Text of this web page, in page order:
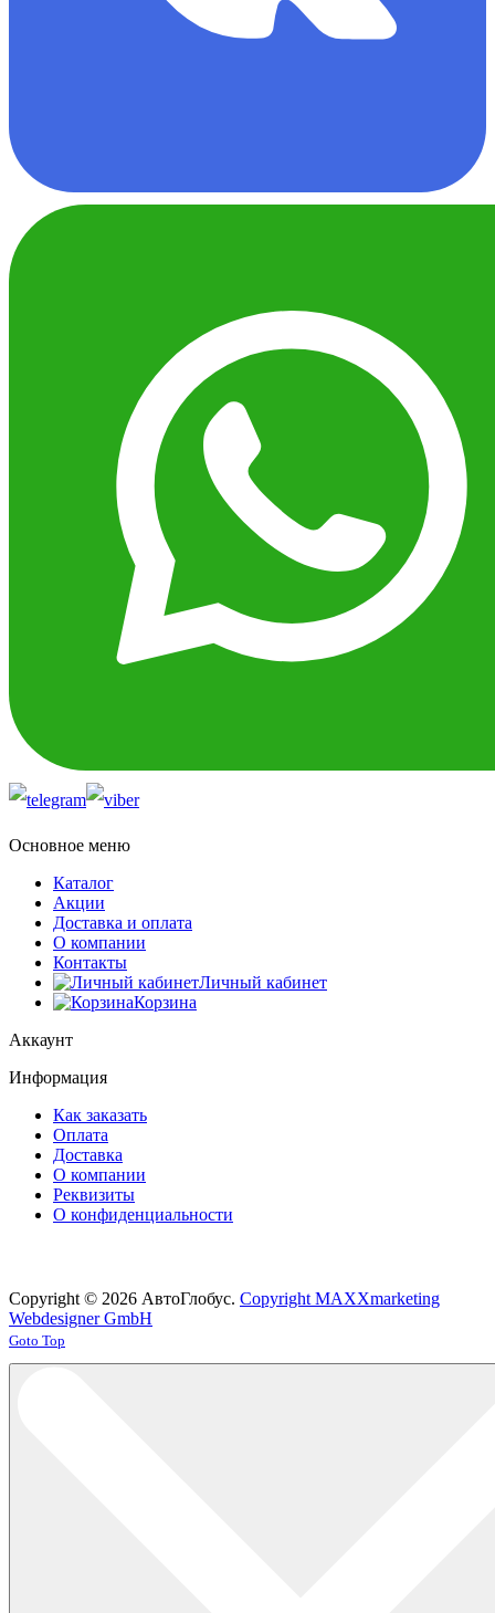
Основное меню
Каталог
Акции
Доставка и оплата
О компании
Контакты
Личный кабинет
Корзина
Аккаунт
Информация
Как заказать
Оплата
Доставка
О компании
Реквизиты
О конфиденциальности
Copyright © 2026 АвтоГлобус. Copyright MAXXmarketing
Webdesigner GmbH
Joomla! 3 Templates
Goto Top